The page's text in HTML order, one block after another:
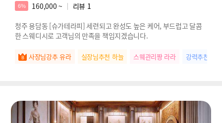
6% 160,000 ~ 리뷰 1
청주 용담동 [슈가테라피] 세련되고 완성도 높은 케어, 부드럽고 달콤
한 스웨디시로 고객님의 만족을 책임지겠습니다.
사장님강추 유라 실장님추천 하늘 스웨관리짱 라라 강력추천 민희